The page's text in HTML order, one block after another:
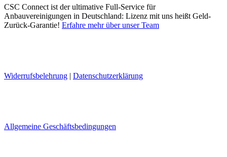
CSC Connect ist der ultimative Full-Service für
Anbauvereinigungen in Deutschland: Lizenz mit uns heißt Geld-
Zurück-Garantie! Erfahre mehr über unser Team
Widerrufsbelehrung | Datenschutzerklärung
Allgemeine Geschäftsbedingungen